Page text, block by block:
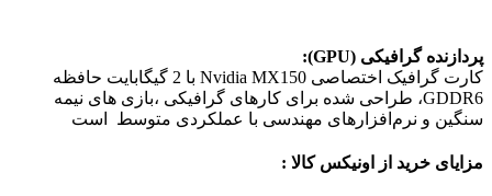
پردازنده گرافیکی (GPU):
کارت گرافیک اختصاصی Nvidia MX150 با 2 گیگابایت حافظه
GDDR6، طراحی شده برای کارهای گرافیکی ،بازی های نیمه
سنگین و نرم‌افزارهای مهندسی با عملکردی متوسط است
مزایای خرید از اونیکس کالا :